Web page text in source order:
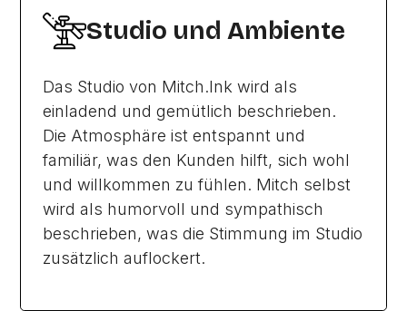
Studio und Ambiente
Das Studio von Mitch.Ink wird als
einladend und gemütlich beschrieben.
Die Atmosphäre ist entspannt und
familiär, was den Kunden hilft, sich wohl
und willkommen zu fühlen. Mitch selbst
wird als humorvoll und sympathisch
beschrieben, was die Stimmung im Studio
zusätzlich auflockert.